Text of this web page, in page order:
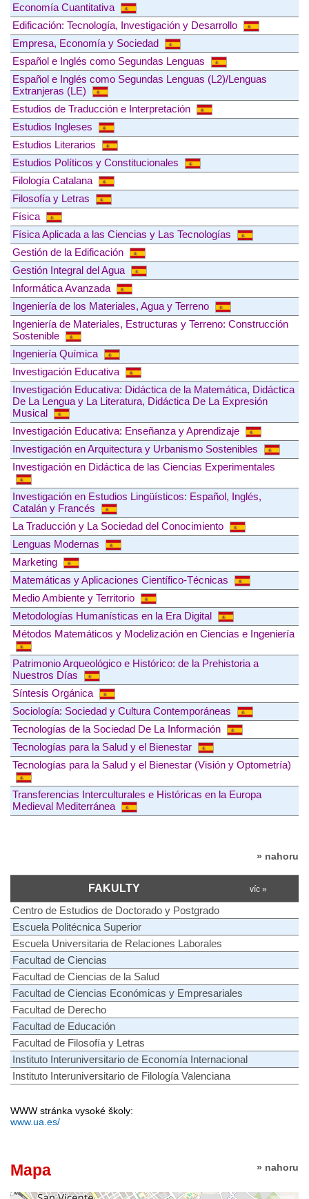
Economía Cuantitativa
Edificación: Tecnología, Investigación y Desarrollo
Empresa, Economía y Sociedad
Español e Inglés como Segundas Lenguas
Español e Inglés como Segundas Lenguas (L2)/Lenguas
Extranjeras (LE)
Estudios de Traducción e Interpretación
Estudios Ingleses
Estudios Literarios
Estudios Políticos y Constitucionales
Filología Catalana
Filosofía y Letras
Física
Física Aplicada a las Ciencias y Las Tecnologías
Gestión de la Edificación
Gestión Integral del Agua
Informática Avanzada
Ingeniería de los Materiales, Agua y Terreno
Ingeniería de Materiales, Estructuras y Terreno: Construcción
Sostenible
Ingeniería Química
Investigación Educativa
Investigación Educativa: Didáctica de la Matemática, Didáctica
De La Lengua y La Literatura, Didáctica De La Expresión
Musical
Investigación Educativa: Enseñanza y Aprendizaje
Investigación en Arquitectura y Urbanismo Sostenibles
Investigación en Didáctica de las Ciencias Experimentales
Investigación en Estudios Lingüísticos: Español, Inglés,
Catalán y Francés
La Traducción y La Sociedad del Conocimiento
Lenguas Modernas
Marketing
Matemáticas y Aplicaciones Científico-Técnicas
Medio Ambiente y Territorio
Metodologías Humanísticas en la Era Digital
Métodos Matemáticos y Modelización en Ciencias e Ingeniería
Patrimonio Arqueológico e Histórico: de la Prehistoria a
Nuestros Días
Síntesis Orgánica
Sociología: Sociedad y Cultura Contemporáneas
Tecnologías de la Sociedad De La Información
Tecnologías para la Salud y el Bienestar
Tecnologías para la Salud y el Bienestar (Visión y Optometría)
Transferencias Interculturales e Históricas en la Europa
Medieval Mediterránea
» nahoru
FAKULTY víc »
Centro de Estudios de Doctorado y Postgrado
Escuela Politécnica Superior
Escuela Universitaria de Relaciones Laborales
Facultad de Ciencias
Facultad de Ciencias de la Salud
Facultad de Ciencias Económicas y Empresariales
Facultad de Derecho
Facultad de Educación
Facultad de Filosofía y Letras
Instituto Interuniversitario de Economía Internacional
Instituto Interuniversitario de Filología Valenciana
WWW stránka vysoké školy:
www.ua.es/
» nahoru
Mapa